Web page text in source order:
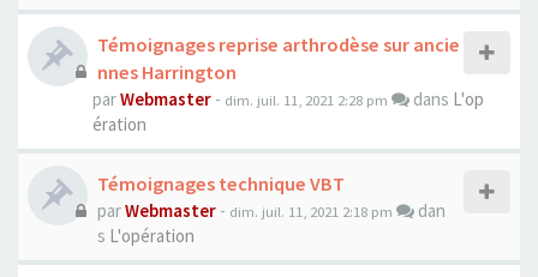
Témoignages reprise arthrodèse sur ancie
nnes Harrington
parWebmaster - dim. juil. 11, 2021 2:28 pm dans L'op
ération
Témoignages technique VBT
parWebmaster - dim. juil. 11, 2021 2:18 pm
dan
s L'opération